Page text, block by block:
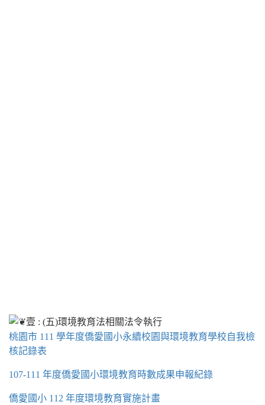
桃園市 111 學年度僑愛國小永續校園與環境教育學校自我檢
核記錄表
107-111 年度僑愛國小環境教育時數成果申報紀錄
僑愛國小 112 年度環境教育實施計畫